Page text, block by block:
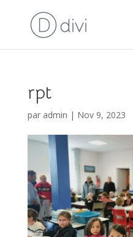
rpt
par admin | Nov 9, 2023